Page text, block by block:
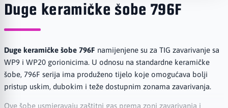
Duge keramičke šobe 796F
Duge keramičke šobe 796F namijenjene su za TIG zavarivanje sa
WP9 i WP20 gorionicima. U odnosu na standardne keramičke
šobe, 796F serija ima produženo tijelo koje omogućava bolji
pristup uskim, dubokim i teže dostupnim zonama zavarivanja.
Ove šobe usmjeravaju zaštitni gas prema zoni zavarivanja i